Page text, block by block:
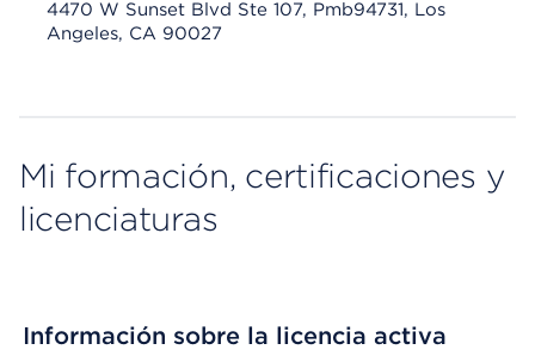
4470 W Sunset Blvd Ste 107, Pmb94731, Los
Angeles, CA 90027
Mi formación, certificaciones y
licenciaturas
Información sobre la licencia activa